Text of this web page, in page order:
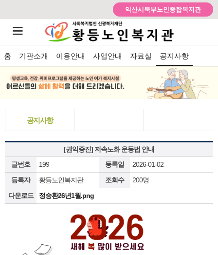
익산시북부노인종합복지관
홈 기관소개 이용안내 사업안내 자료실 공지사항
공지사항
[권익증진] 저속노화 운동법 안내
글번호
199 등록일
2026-01-02
등록자
황등노인복지관 조회수
200명
다운로드
정승환26년1월.png